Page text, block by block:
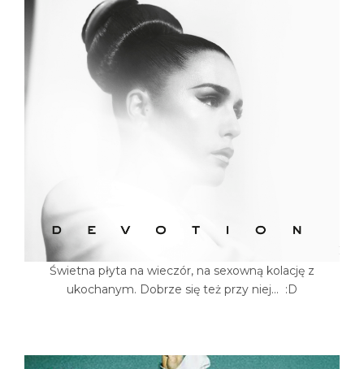
Świetna płyta na wieczór, na sexowną kolację z
ukochanym. Dobrze się też przy niej... :D